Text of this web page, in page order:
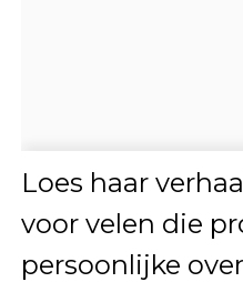
Loes haar
voor velen die
persoonlijke